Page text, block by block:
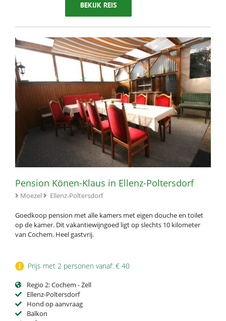
BEKIJK REIS
Pension Könen-Klaus in Ellenz-Poltersdorf
Moezel Ellenz-Poltersdorf
Goedkoop pension met alle kamers met eigen douche en toilet
op de kamer. Dit vakantiewijngoed ligt op slechts 10 kilometer
van Cochem. Heel gastvrij.
Prijs met 2 personen vanaf: € 40
Regio 2: Cochem - Zell
Ellenz-Poltersdorf
Hond op aanvraag
Balkon